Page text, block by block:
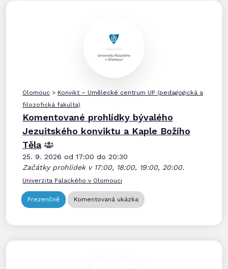
Olomouc > Konvikt – Umělecké centrum UP (pedagogická a
filozofická fakulta)
Komentované prohlídky bývalého
Jezuitského konviktu a Kaple Božího
Těla
25. 9. 2026 od 17:00 do 20:30
Začátky prohlídek v 17:00, 18:00, 19:00, 20:00.
Univerzita Palackého v Olomouci
Prezenčně Komentovaná ukázka